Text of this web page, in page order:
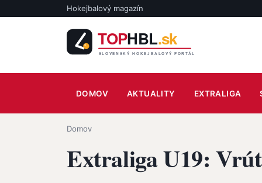
Skočiť na hlavný obsahHokejbalový magazín
Main navigation
DOMOV AKTUALITY EXTRALIGA
Omrvinka
Domov
Extraliga U19: